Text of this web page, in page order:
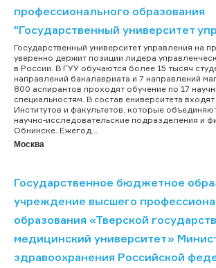
профессионального образования
"Государственный университет
Государственный университет управления на
уверенно держит позиции лидера
в России. В ГУУ обучаются более 15 тысяч
направлений бакалавриата и 7 направлений
800 аспирантов проходят обучение по 17
специальностям. В состав eниверситета
Институтов и факультетов, которые
научно-исследовательские подразделения и
Обнинске. Ежегод...
Москва
Государственное бюджетное
учреждение высшего
образования «Тверской
медицинский университет»
здравоохранения Российской